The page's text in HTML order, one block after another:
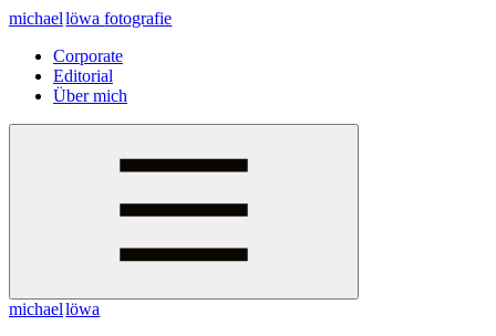
michaellöwafotografie
Corporate
Editorial
Über mich
michaellöwa